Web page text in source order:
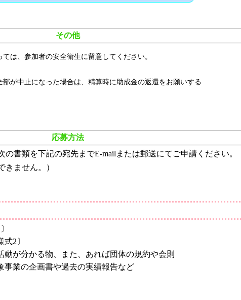
その他
は、参加者の安全衛生に留意してください。
部が中止になった場合は、精算時に助成金の返還をお願いする
応募方法
書類を下記の宛先までE-mailまたは郵送にてご申請ください。
きません。）
2〕
動が分かる物、また、あれば団体の規約や会則
事業の企画書や過去の実績報告など